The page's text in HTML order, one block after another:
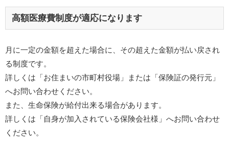
高額医療費制度が適応になります
月に一定の金額を超えた場合に、その超えた金額が払い戻され
る制度です。
詳しくは「お住まいの市町村役場」または「保険証の発行元」
へお問い合わせください。
また、生命保険が給付出来る場合があります。
詳しくは「自身が加入されている保険会社様」へお問い合わせ
ください。